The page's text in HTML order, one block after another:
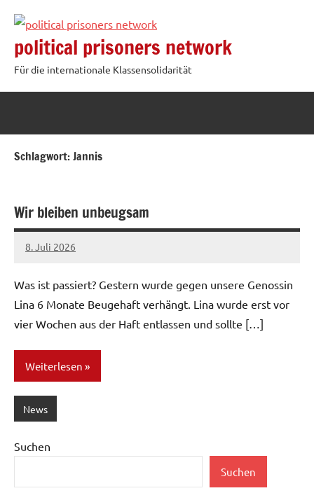
Inhalt
springen
political prisoners network
Für die internationale Klassensolidarität
Schlagwort:Jannis
Wir bleiben unbeugsam
8. Juli 2026
network
Was ist passiert? Gestern wurde gegen unsere Genossin
Lina 6 Monate Beugehaft verhängt. Lina wurde erst vor
vier Wochen aus der Haft entlassen und sollte […]
Weiterlesen
News
Suchen
Suchen